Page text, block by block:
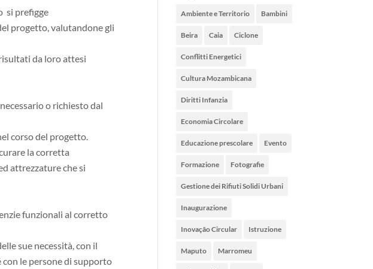
si prefigge
progetto, valutandone gli
da loro attesi
o richiesto dal
corso del progetto.
la corretta
attrezzature che si
funzionali al corretto
sue necessità, con il
con le persone di supporto
Ambiente e Territorio Bambini
Beira Caia Ciclone
Conflitti Energetici
Cultura Mozambicana
Diritti Infanzia
Economia Circolare
Educazione prescolare Evento
Formazione Fotografie
Gestione dei Rifiuti Solidi Urbani
Inaugurazione
Inovação Circular Istruzione
Maputo Marromeu